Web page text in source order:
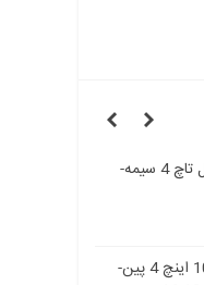
کابل افزایش طول تاچ 4 سیمه-
تاچ مقاومتی 10.1 اینچ 4 پین-